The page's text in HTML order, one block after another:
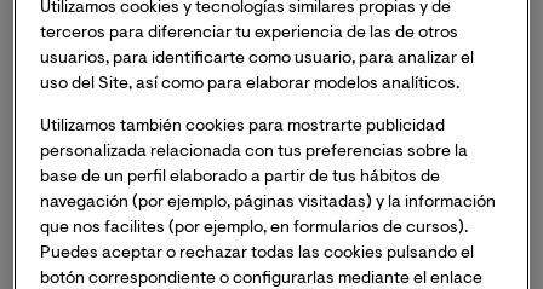
los ordenadores. Es más, a menudo verás que utiliza un
sistema de numeración hexadecimal el cual no está
basado en diez.
¿Cuál es un sistema de
numeración natural?
Utilizamos cookies y tecnologías similares propias y de
terceros para diferenciar tu experiencia de las de otros
usuarios, para identificarte como usuario, para analizar el
uso del Site, así como para elaborar modelos analíticos.
Utilizamos también cookies para mostrarte publicidad
personalizada relacionada con tus preferencias sobre la
base de un perfil elaborado a partir de tus hábitos de
navegación (por ejemplo, páginas visitadas) y la información
que nos facilites (por ejemplo, en formularios de cursos).
Puedes aceptar o rechazar todas las cookies pulsando el
botón correspondiente o configurarlas mediante el enlace